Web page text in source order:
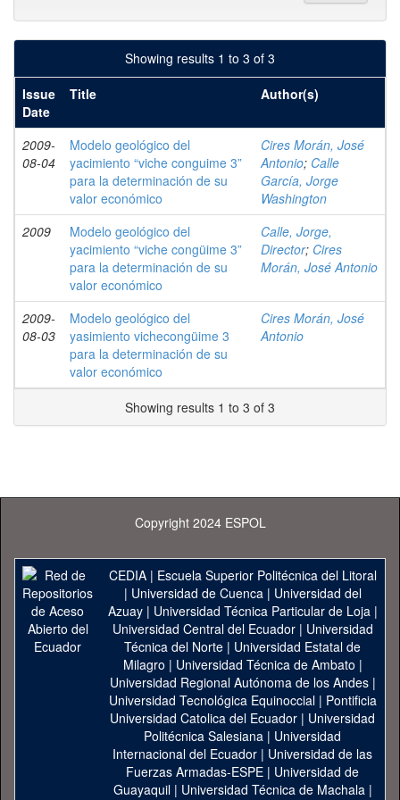
Showing results 1 to 3 of 3
Issue
Date
Title Author(s)
2009-
08-04
Modelo geológico del
yacimiento “viche conguime 3”
para la determinación de su
valor económico
Cires Morán, José
Antonio; Calle
García, Jorge
Washington
2009
Modelo geológico del
yacimiento “viche congüime 3”
para la determinación de su
valor económico
Calle, Jorge,
Director; Cires
Morán, José Antonio
2009-
08-03
Modelo geológico del
yasimiento vichecongüime 3
para la determinación de su
valor económico
Cires Morán, José
Antonio
Showing results 1 to 3 of 3
Copyright 2024 ESPOL
CEDIA| Escuela Superior Politécnica del Litoral
| Universidad de Cuenca| Universidad del
Azuay| Universidad Técnica Particular de Loja|
Universidad Central del Ecuador| Universidad
Técnica del Norte | Universidad Estatal de
Milagro | Universidad Técnica de Ambato |
Universidad Regional Autónoma de los Andes|
Universidad Tecnológica Equinoccial| Pontificia
Universidad Catolica del Ecuador | Universidad
Politécnica Salesiana | Universidad
Internacional del Ecuador | Universidad de las
Fuerzas Armadas-ESPE | Universidad de
Guayaquil| Universidad Técnica de Machala|